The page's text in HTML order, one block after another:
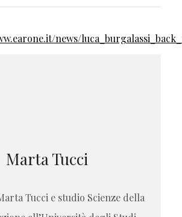
news/
Marta Tucci
Tucci e studio Scienze della